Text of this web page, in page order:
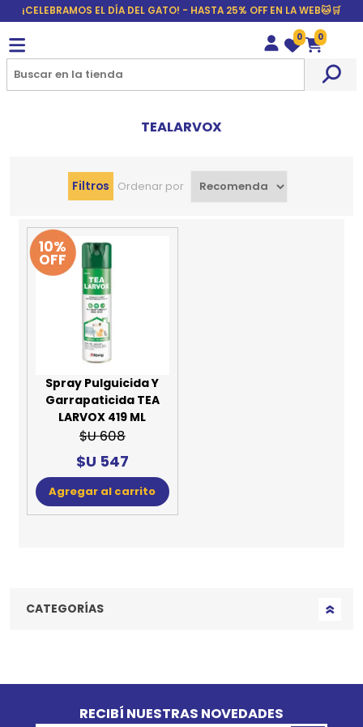
¡CELEBRAMOS EL DÍA DEL GATO! - HASTA 25% OFF EN LA WEB🐱🛒
Wishlist
0
Carrito
0
TEALARVOX
Filtros Ordenar por
10%
OFF
Spray Pulguicida Y
Garrapaticida TEA
LARVOX 419 ML
$U 608
$U 547
Agregar al carrito
CATEGORÍAS
RECIBÍ NUESTRAS NOVEDADES